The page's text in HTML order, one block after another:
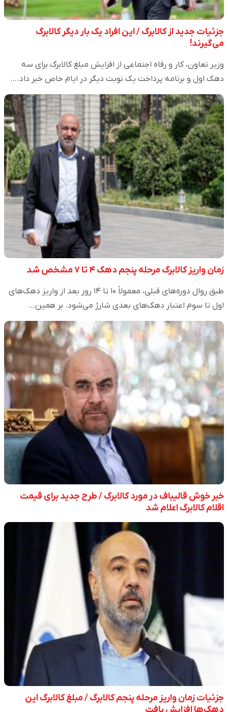
جزئیات جدید از کالابرگ / این افراد یک بار دیگر کالابرگ
می‌گیرند!
وزیر تعاون، کار و رفاه اجتماعی از افزایش مبلغ کالابرگ برای سه
دهک اول و برنامه پرداخت یک نوبت دیگر در ایام خاص خبر داد.…
زمان واریز کالابرگ مرحله پنجم دهک ۴ تا ۷ مشخص شد
طبق روال دوره‌های قبلی، معمولاً ۱۰ تا ۱۴ روز بعد از واریز دهک‌های
اول تا سوم اعتبار دهک‌های بعدی شارژ می‌شود. بر همین…
خبر خوش قالیباف در مورد کالابرگ / طرح جدید برای قیمت
اقلام کالابرگ اعلام شد
جزئیات زمان واریز مرحله پنجم کالابرگ / مبلغ کالابرگ این
دهک‌ها افزایش یافت